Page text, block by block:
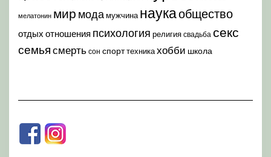
мелатонин мир модамужчина наукаобщество
отдых отношения психология религия свадьба секс
семья смерть сон спорттехникахобби школа